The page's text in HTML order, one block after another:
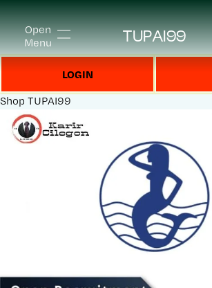
Open
Menu
TUPAI99
LOGIN
Shop TUPAI99